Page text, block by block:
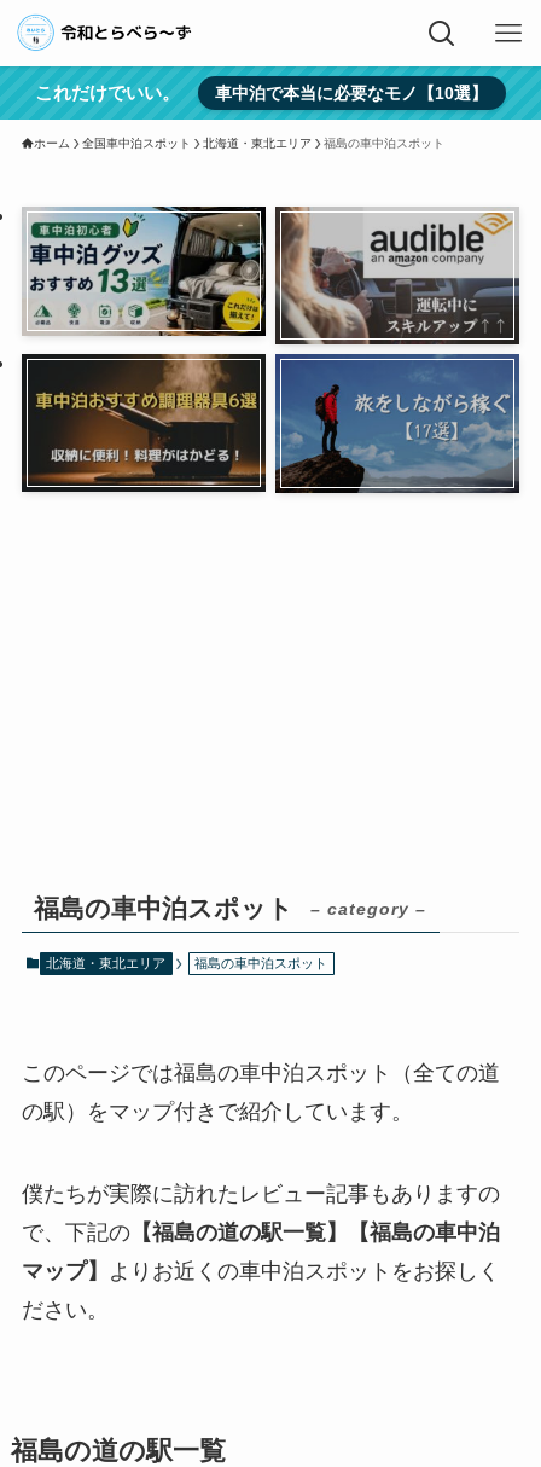
これだけでいい。 車中泊で本当に必要なモノ【10選】
ホーム 全国車中泊スポット 北海道・東北エリア 福島の車中泊スポット
福島の車中泊スポット – category –
北海道・東北エリア 福島の車中泊スポット
このページでは福島の車中泊スポット（全ての道
の駅）をマップ付きで紹介しています。
僕たちが実際に訪れたレビュー記事もありますの
で、下記の【福島の道の駅一覧】【福島の車中泊
マップ】
よりお近くの車中泊スポットをお探しく
ださい。
福島の道の駅一覧